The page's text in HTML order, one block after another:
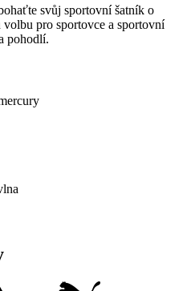
svůj sportovní šatník o
pro sportovce a sportovní
pohodlí.